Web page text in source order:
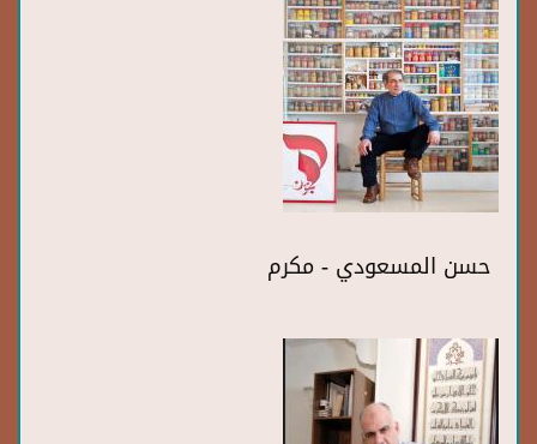
حسن المسعودي - مكرم